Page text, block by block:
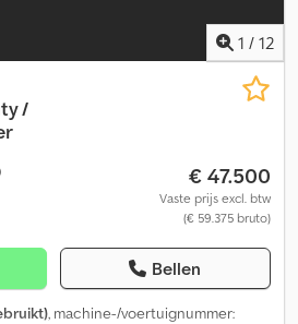
1 / 12
/
€ 47.500
Vaste prijs excl. btw
(€ 59.375 bruto)
Bellen
, machine-/voertuignummer: